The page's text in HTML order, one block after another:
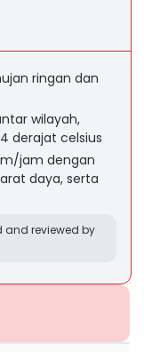
ringan dan
wilayah,
derajat celsius
jam dengan
daya, serta
and reviewed by